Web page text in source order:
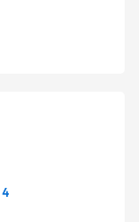
4